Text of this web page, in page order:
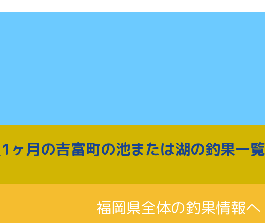
ヶ月の吉富町の池または湖の釣果一覧
福岡県全体の釣果情報へ